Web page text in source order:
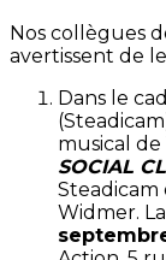
Nos collègues
avertissent de
Dans le
musical de
SOCIAL
Widmer.